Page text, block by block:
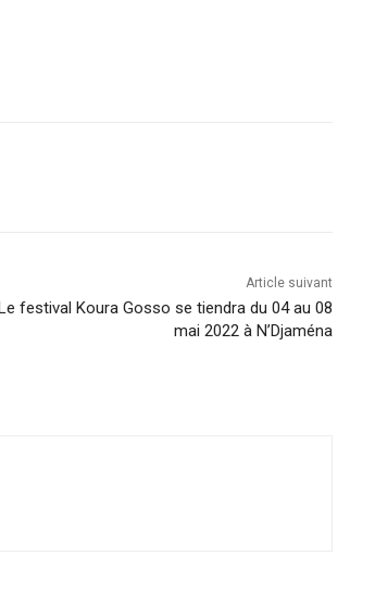
Article suivant
Le festival Koura Gosso se tiendra du 04 au 08
mai 2022 à N’Djaména